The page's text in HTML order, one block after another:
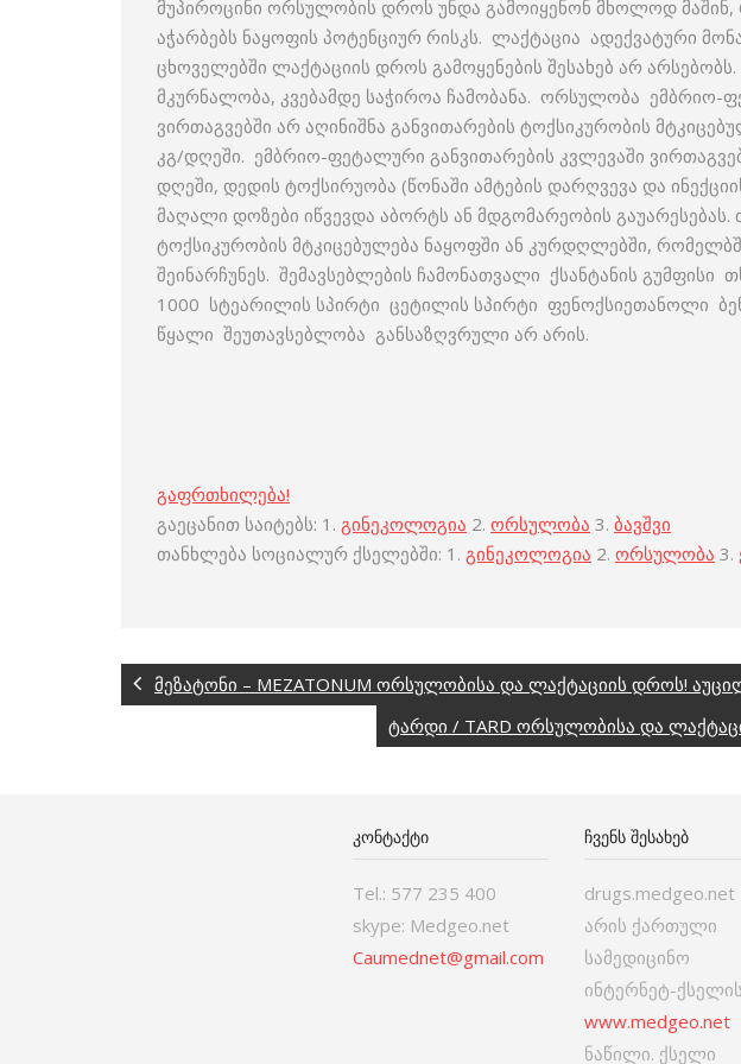
მუპიროცინი ორსულობის დროს უნდა გამოიყენონ მხოლოდ
აჭარბებს ნაყოფის პოტენციურ რისკს. ლაქტაცია ადექვატური
ცხოველებში ლაქტაციის დროს გამოყენების შესახებ არ
მკურნალობა, კვებამდე საჭიროა ჩამობანა. ორსულობა ემბრიო-
ვირთაგვებში არ აღინიშნა განვითარების ტოქსიკურობის
კგ/დღეში. ემბრიო-ფეტალური განვითარების კვლევაში
დღეში, დედის ტოქსირუობა (წონაში ამტების დარღვევა და
მაღალი დოზები იწვევდა აბორტს ან მდგომარეობის გაუარესებას.
ტოქსიკურობის მტკიცებულება ნაყოფში ან კურდღლებში,
შეინარჩუნეს. შემავსებლების ჩამონათვალი ქსანტანის
1000 სტეარილის სპირტი ცეტილის სპირტი ფენოქსიეთანოლი
წყალი შეუთავსებლობა განსაზღვრული არ არის.
გაფრთხილება!
გაეცანით საიტებს: 1. გინეკოლოგია 2. ორსულობა 3. ბავშვი
თანხლება სოციალურ ქსელებში: 1. გინეკოლოგია 2. ორსულობა 3.
მეზატონი – MEZATONUM ორსულობისა და ლაქტაციის დროს!
ტარდი / TARD ორსულობისა და
ᲙᲝᲜᲢᲐᲥᲢᲘ
Tel.: 577 235 400
skype: Medgeo.net
Caumednet@gmail.com
ᲩᲕᲔᲜᲡ ᲨᲔᲡᲐᲮᲔᲑ
drugs.medgeo.net
არის ქართული
სამედიცინო
ინტერნეტ-ქსელის
www.medgeo.net
ნაწილი. ქსელი